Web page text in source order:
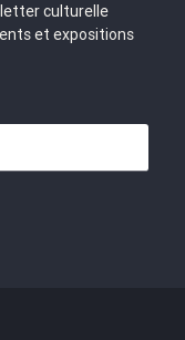
culturelle
et expositions